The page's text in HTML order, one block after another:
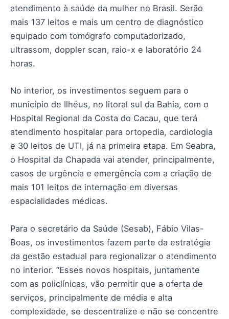
atendimento à saúde da mulher no Brasil. Serão
mais 137 leitos e mais um centro de diagnóstico
equipado com tomógrafo computadorizado,
ultrassom, doppler scan, raio-x e laboratório 24
horas.
No interior, os investimentos seguem para o
município de Ilhéus, no litoral sul da Bahia, com o
Hospital Regional da Costa do Cacau, que terá
atendimento hospitalar para ortopedia, cardiologia
e 30 leitos de UTI, já na primeira etapa. Em Seabra,
o Hospital da Chapada vai atender, principalmente,
casos de urgência e emergência com a criação de
mais 101 leitos de internação em diversas
espacialidades médicas.
Para o secretário da Saúde (Sesab), Fábio Vilas-
Boas, os investimentos fazem parte da estratégia
da gestão estadual para regionalizar o atendimento
no interior. “Esses novos hospitais, juntamente
com as policlínicas, vão permitir que a oferta de
serviços, principalmente de média e alta
complexidade, se descentralize e não se concentre